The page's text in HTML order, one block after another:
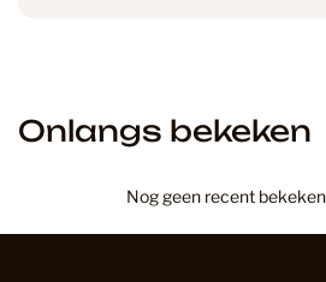
Onlangs bekeken
Nog geen recent